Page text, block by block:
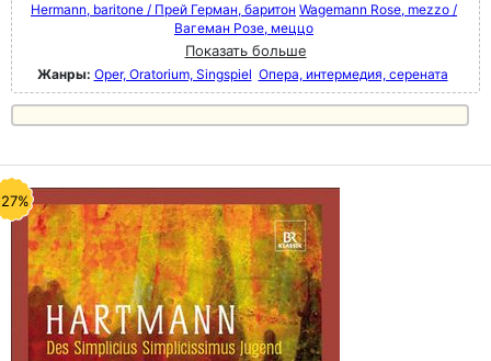
Hermann, baritone / Прей Герман, баритон Wagemann Rose, mezzo /
Вагеман Розе, меццо
Показать больше
Жанры: Oper, Oratorium, Singspiel Опера, интермедия, серената